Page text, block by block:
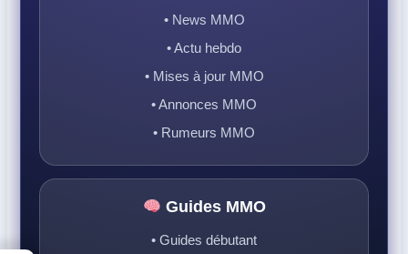
• News MMO
• Actu hebdo
• Mises à jour MMO
• Annonces MMO
• Rumeurs MMO
Guides MMO
• Guides débutant